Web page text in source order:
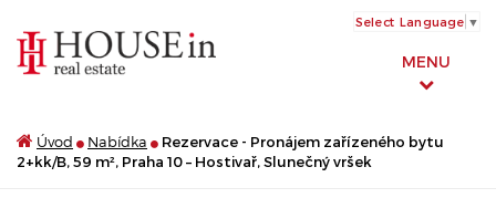
MENU
Select Language ▼
Úvod Nabídka
Rezervace - Pronájem zařízeného bytu
2+kk/B, 59 m², Praha 10 – Hostivař, Slunečný vršek